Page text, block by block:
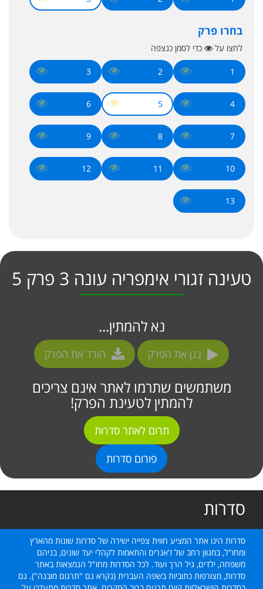
בחרו פרק
לחצו על כדי לסמן כנצפה
1
2
3
4
5
6
7
8
9
10
11
12
13
טעינה זגורי אימפריה עונה 3 פרק 5
נא להמתין...
נגן את הפרק הורד את הפרק
משתמשים שתרמו לאתר אינם צריכים
להמתין לטעינת הפרק!
תרום לאתר סדרות
פורום סדרות
סדרות
סדרות הינו אתר המציע חווית צפייה ישירה של סדרות שונות מהארץ
ומחו"ל, במגוון רחב של ז'אנרים והתאמות לקהלי יעד שונים, בניהם
משפחה, ילדים, גיל הרך ועוד. לכל הסדרות מחו"ל הנמצאות באתר
סדרות, מצורפות כתוביות בשפה העברית (נקרא גם "תרגום מובנה"). גם